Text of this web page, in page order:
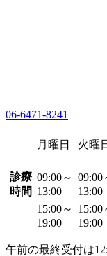
06-6471-8241
月曜日 火曜
診療
時間
09:00～
13:00
09:00
13:00
15:00～
19:00
15:00
19:00
午前の最終受付は